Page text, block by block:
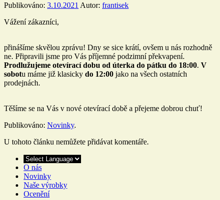
Publikováno: 3.10.2021 Autor: frantisek
Vážení zákazníci,
přinášíme skvělou zprávu! Dny se sice krátí, ovšem u nás rozhodně
ne. Připravili jsme pro Vás příjemné podzimní překvapení.
Prodlužujeme otevírací dobu od úterka do pátku do 18:00. V
sobotu máme již klasicky do 12:00 jako na všech ostatních
prodejnách.
Těšíme se na Vás v nové otevírací době a přejeme dobrou chuť!
Publikováno: Novinky.
U tohoto článku nemůžete přidávat komentáře.
O nás
Novinky
Naše výrobky
Ocenění